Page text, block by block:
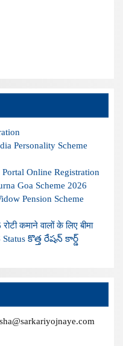
Personality Scheme
Online Registration
Goa Scheme 2026
Pension Scheme
कमाने वालों के लिए बीमा
Status కొత్త రేషన్ కార్డ్